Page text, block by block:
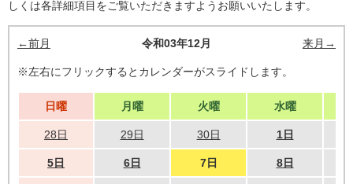
しくは各詳細項目をご覧いただきますようお願いいたします。
←前月 令和03年12月 来月→
※左右にフリックするとカレンダーがスライドします。
日曜 月曜 火曜 水曜
28日 29日 30日 1日
5日 6日 7日 8日